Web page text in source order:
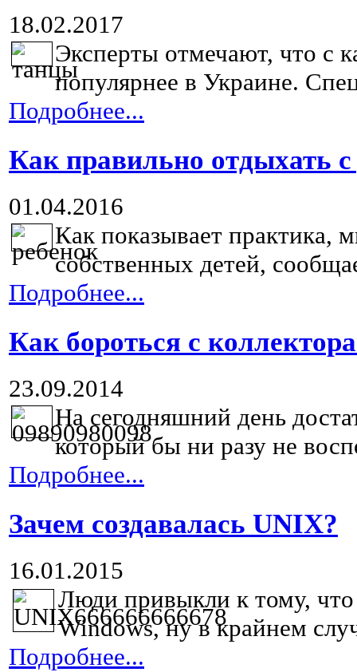
18.02.2017
Эксперты отмечают, что с
популярнее в Украине.
Подробнее...
Как правильно отдыхать
01.04.2016
Как показывает практика,
собственных детей,
Подробнее...
Как бороться с
23.09.2014
На сегодняшний день
который бы ни разу не
Подробнее...
Зачем создавалась UNIX?
16.01.2015
Люди привыкли к тому, что
Windows, ну в крайнем
Подробнее...